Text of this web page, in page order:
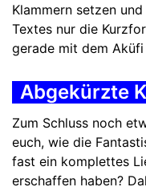
Klammern setzen
Textes nur die
gerade mit dem
Abgekürzte
Zum Schluss noch
euch, wie die
fast ein komplettes
erschaffen haben?